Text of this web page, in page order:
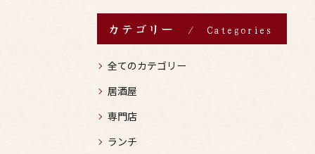
カテゴリー Categories
全てのカテゴリー
居酒屋
専門店
ランチ